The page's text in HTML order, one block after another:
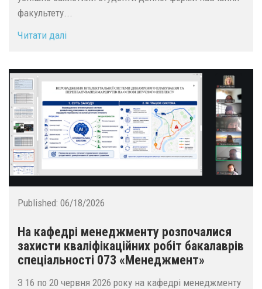
факультету...
Читати далі
Published: 06/18/2026
На кафедрі менеджменту розпочалися
захисти кваліфікаційних робіт бакалаврів
спеціальності 073 «Менеджмент»
З 16 по 20 червня 2026 року на кафедрі менеджменту